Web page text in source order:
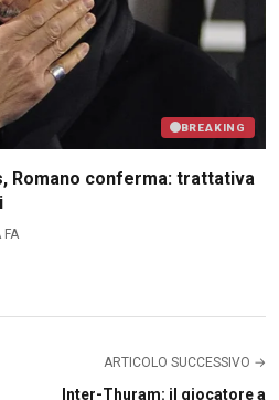
BREAKING
Romano conferma: trattativa
FA
ARTICOLO SUCCESSIVO →
Inter-Thuram: il giocatore a